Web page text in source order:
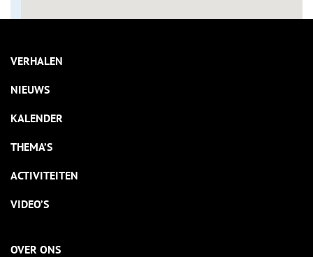
VERHALEN
NIEUWS
KALENDER
THEMA’S
ACTIVITEITEN
VIDEO’S
OVER ONS